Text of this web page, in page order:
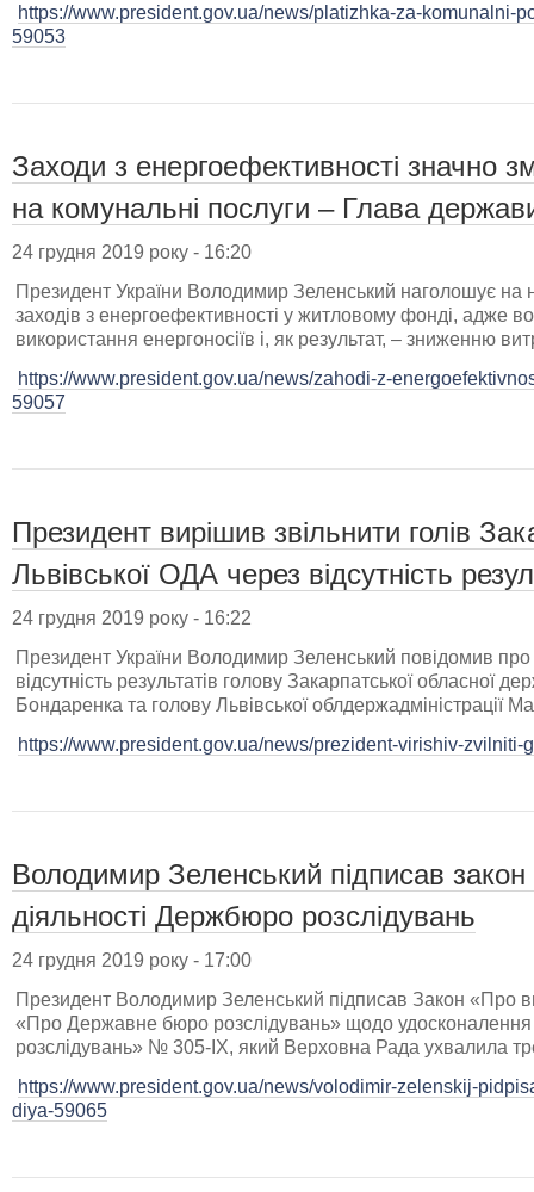
https://www.president.gov.ua/news/platizhka-za-komunalni-
59053
Заходи з енергоефективності значно
на комунальні послуги – Глава
24 грудня 2019 року - 16:20
Президент України Володимир Зеленський наголошує на
заходів з енергоефективності у житловому фонді, адже
використання енергоносіїв і, як результат, – зниженню
https://www.president.gov.ua/news/zahodi-z-
59057
Президент вирішив звільнити голів
Львівської ОДА через відсутність
24 грудня 2019 року - 16:22
Президент України Володимир Зеленський повідомив про
відсутність результатів голову Закарпатської обласної
Бондаренка та голову Львівської облдержадміністрації
https://www.president.gov.ua/news/prezident-virishiv-
Володимир Зеленський підписав
діяльності Держбюро розслідувань
24 грудня 2019 року - 17:00
Президент Володимир Зеленський підписав Закон «Про
«Про Державне бюро розслідувань» щодо удосконалення
розслідувань» № 305-ІХ, який Верховна Рада ухвалила
https://www.president.gov.ua/news/volodimir-zelenskij-
diya-59065